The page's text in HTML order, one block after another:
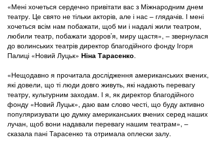
«Мені хочеться сердечно привітати вас з Міжнародним днем
театру. Це свято не тільки акторів, але і нас – глядачів. І мені
хочеться всім нам побажати, щоб ми і надалі жили театром,
любили театр, побажати здоров’я, миру щастя», – звернулася
до волинських театрів директор благодійного фонду Ігоря
Палиці «Новий Луцьк» Ніна Тарасенко.
«Нещодавно я прочитала дослідження американських вчених,
які довели, що ті люди довго живуть, які надають перевагу
театру, культурним заходам. І я, як директор благодійного
фонду «Новий Луцьк», даю вам слово честі, що буду активно
популяризувати цю думку американських вчених серед наших
лучан, щоб вони надавали перевагу нашим театрам», –
сказала пані Тарасенко та отримала оплески залу.